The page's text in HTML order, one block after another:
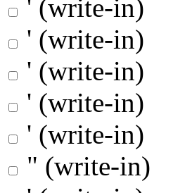
' (write-in)
' (write-in)
' (write-in)
' (write-in)
' (write-in)
" (write-in)